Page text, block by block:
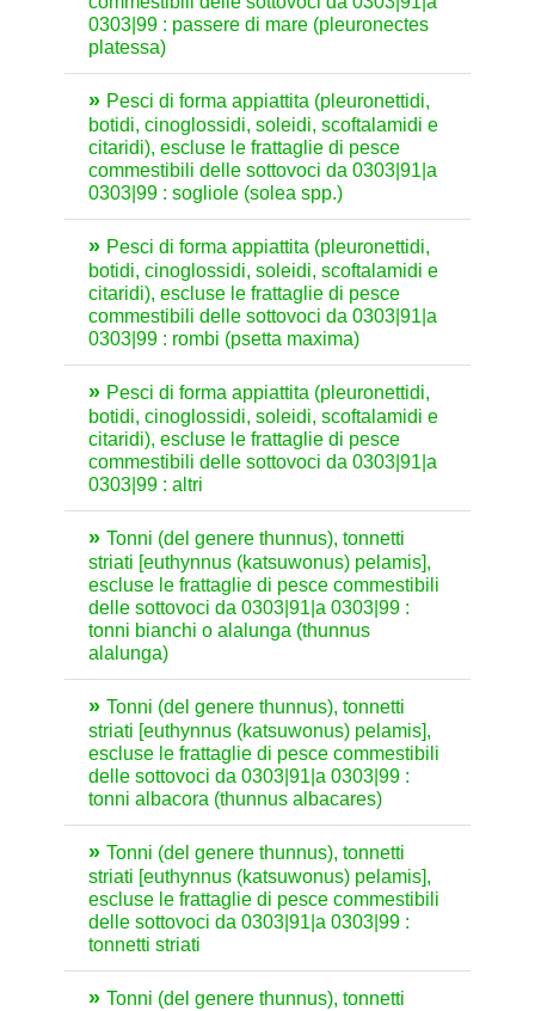
0303|99 : passere di mare (pleuronectes
platessa)
Pesci di forma appiattita (pleuronettidi,
botidi, cinoglossidi, soleidi, scoftalamidi e
citaridi), escluse le frattaglie di pesce
commestibili delle sottovoci da 0303|91|a
0303|99 : sogliole (solea spp.)
Pesci di forma appiattita (pleuronettidi,
botidi, cinoglossidi, soleidi, scoftalamidi e
citaridi), escluse le frattaglie di pesce
commestibili delle sottovoci da 0303|91|a
0303|99 : rombi (psetta maxima)
Pesci di forma appiattita (pleuronettidi,
botidi, cinoglossidi, soleidi, scoftalamidi e
citaridi), escluse le frattaglie di pesce
commestibili delle sottovoci da 0303|91|a
0303|99 : altri
Tonni (del genere thunnus), tonnetti
striati [euthynnus (katsuwonus) pelamis],
escluse le frattaglie di pesce commestibili
delle sottovoci da 0303|91|a 0303|99 :
tonni bianchi o alalunga (thunnus
alalunga)
Tonni (del genere thunnus), tonnetti
striati [euthynnus (katsuwonus) pelamis],
escluse le frattaglie di pesce commestibili
delle sottovoci da 0303|91|a 0303|99 :
tonni albacora (thunnus albacares)
Tonni (del genere thunnus), tonnetti
striati [euthynnus (katsuwonus) pelamis],
escluse le frattaglie di pesce commestibili
delle sottovoci da 0303|91|a 0303|99 :
tonnetti striati
Tonni (del genere thunnus), tonnetti